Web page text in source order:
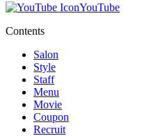
YouTube
Contents
Salon
Style
Staff
Menu
Movie
Coupon
Recruit